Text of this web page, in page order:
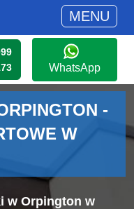
MENU
WhatsApp
-
W
w Orpington w